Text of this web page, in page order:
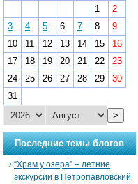
1
2
3
4 5 6 7 8
9
10
11 12 13 14 15
16
17
18 19 20 21 22
23
24
25 26 27 28 29
30
31
>
Последние темы блогов
“Храм у озера” – летние
экскурсии в Петропавловский